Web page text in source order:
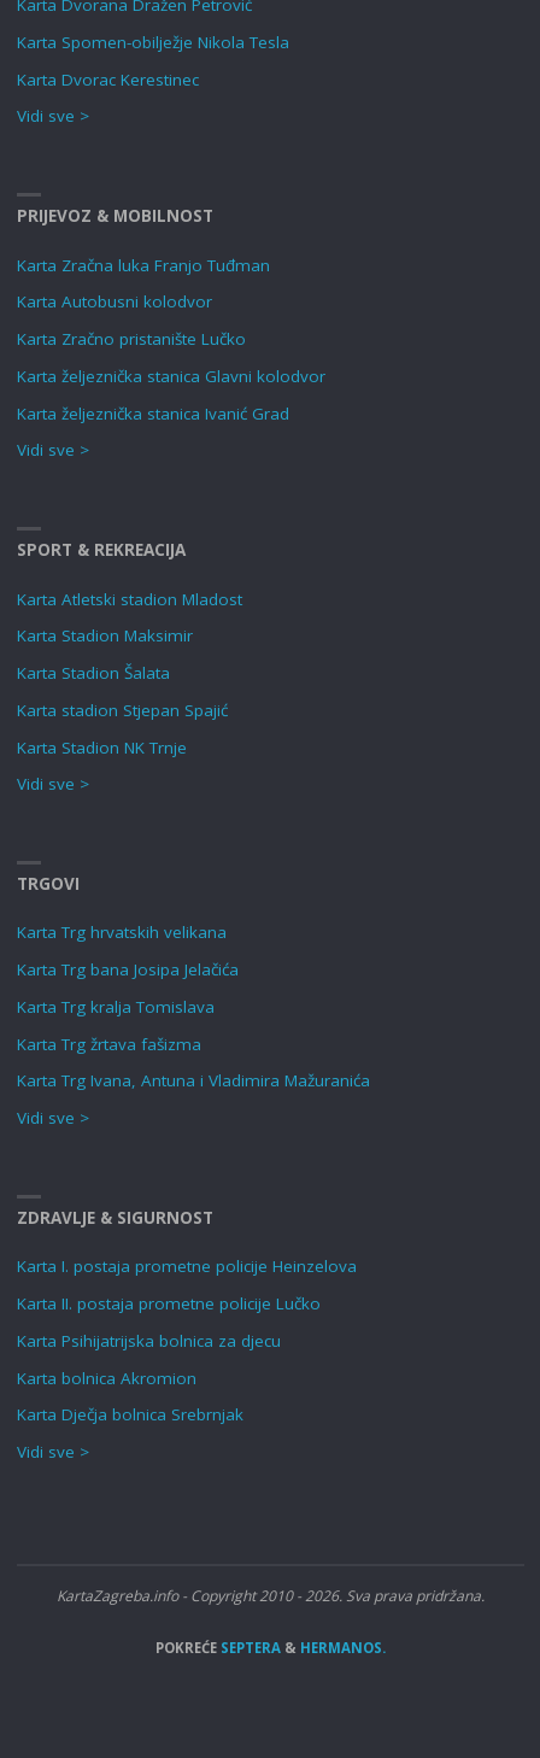
Karta Dvorana Dražen Petrović
Karta Spomen-obilježje Nikola Tesla
Karta Dvorac Kerestinec
Vidi sve >
PRIJEVOZ & MOBILNOST
Karta Zračna luka Franjo Tuđman
Karta Autobusni kolodvor
Karta Zračno pristanište Lučko
Karta željeznička stanica Glavni kolodvor
Karta željeznička stanica Ivanić Grad
Vidi sve >
SPORT & REKREACIJA
Karta Atletski stadion Mladost
Karta Stadion Maksimir
Karta Stadion Šalata
Karta stadion Stjepan Spajić
Karta Stadion NK Trnje
Vidi sve >
TRGOVI
Karta Trg hrvatskih velikana
Karta Trg bana Josipa Jelačića
Karta Trg kralja Tomislava
Karta Trg žrtava fašizma
Karta Trg Ivana, Antuna i Vladimira Mažuranića
Vidi sve >
ZDRAVLJE & SIGURNOST
Karta I. postaja prometne policije Heinzelova
Karta II. postaja prometne policije Lučko
Karta Psihijatrijska bolnica za djecu
Karta bolnica Akromion
Karta Dječja bolnica Srebrnjak
Vidi sve >
KartaZagreba.info - Copyright 2010 - 2026. Sva prava pridržana.
POKREĆESEPTERA& HERMANOS.